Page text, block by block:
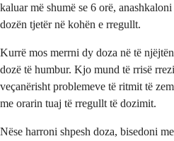
kaluar më shumë se 6 orë,
dozën tjetër në kohën e rregullt.
Kurrë mos merrni dy doza në të
dozë të humbur. Kjo mund të rrisë
veçanërisht problemeve të ritmit të
me orarin tuaj të rregullt të dozimit.
Nëse harroni shpesh doza, bisedoni